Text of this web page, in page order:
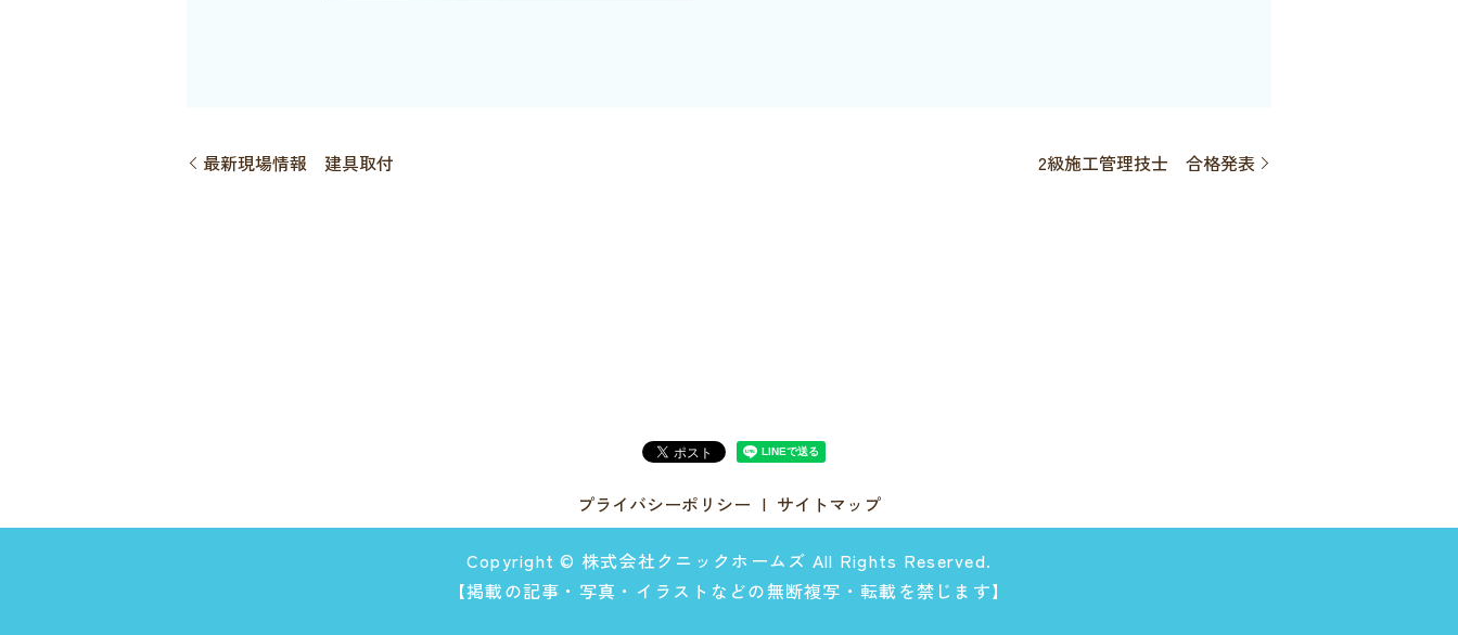
最新現場情報 建具取付 2級施工管理技士 合格発表
プライバシーポリシー サイトマップ
Copyright © 株式会社クニックホームズ All Rights Reserved.
【掲載の記事・写真・イラストなどの無断複写・転載を禁じます】